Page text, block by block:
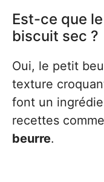
Est-ce que
biscuit sec ?
Oui, le petit
texture
font un
recettes
beurre.